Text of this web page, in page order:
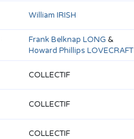
William IRISH
Frank Belknap LONG &
Howard Phillips LOVECRAFT
COLLECTIF
COLLECTIF
COLLECTIF